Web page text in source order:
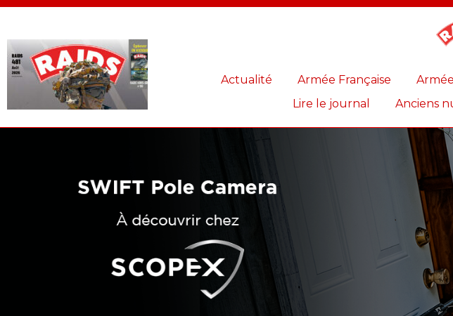
Actualité Armée Française
Lire le journal
Anciens
Panneau de gestion des cookies